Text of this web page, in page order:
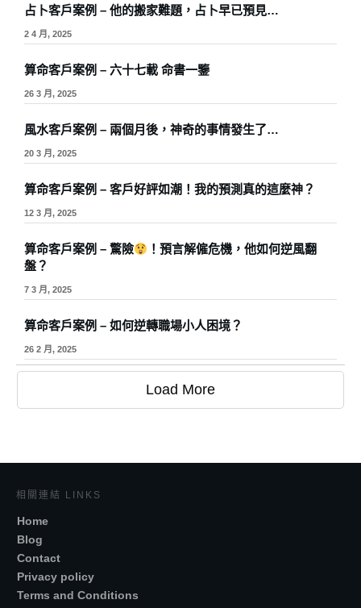
占卜客戶案例 – 他的搬家難題，占卜早已預見…
2 4 月, 2025
算命客戶案例 – 六十七載 命書一鑒
26 3 月, 2025
風水客戶案例 – 兩個月後，神奇的事情發生了…
20 3 月, 2025
算命客戶案例 – 客戶好評如潮！我的預測真的這麼神？
12 3 月, 2025
算命客戶案例 – 驚險
！預言解僱危機，他如何逆風翻
盤？
7 3 月, 2025
算命客戶案例 – 如何逆轉職場小人困境？
26 2 月, 2025
Load More
相關連結 LINKS
Home
Blog
Contact
Privacy policy
Terms and Conditions